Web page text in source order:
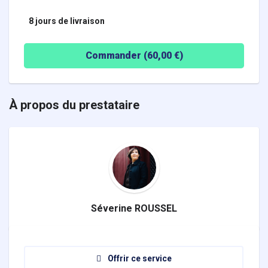
8 jours de livraison
Commander (60,00€)
À propos du prestataire
Séverine ROUSSEL
Offrir ce service